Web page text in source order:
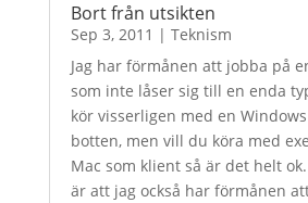
Bort från utsikten
Sep 3, 2011 | Teknism
Jag har förmånen att jobba på
som inte låser sig till en enda
kör visserligen med en
botten, men vill du köra med
Mac som klient så är det helt
är att jag också har förmånen